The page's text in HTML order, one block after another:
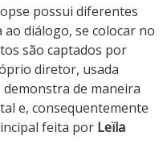
possui diferentes
diálogo, se colocar no
são captados por
diretor, usada
de maneira
e, consequentemente
feita por Leïla